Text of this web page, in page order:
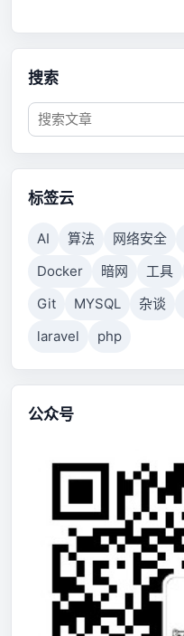
搜索
标签云
AI 算法 网络安全
Docker
暗网 工具
Git
MYSQL 杂谈
laravel
php
公众号